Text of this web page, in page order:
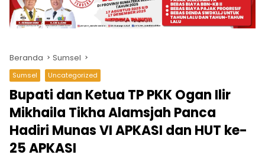
Beranda Sumsel
Sumsel Uncategorized
Bupati dan Ketua TP PKK Ogan Ilir
Mikhaila Tikha Alamsjah Panca
Hadiri Munas VI APKASI dan HUT ke-
25 APKASI